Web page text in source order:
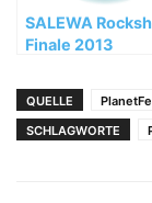
SALEWA
Finale 2013
QUELLE
SCHLAGWORTE